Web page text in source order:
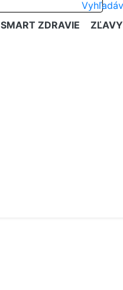
SMART ZDRAVIE ZĽAVY